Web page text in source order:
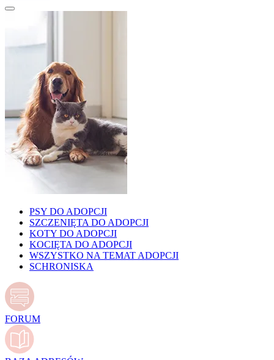
PSY DO ADOPCJI
SZCZENIĘTA DO ADOPCJI
KOTY DO ADOPCJI
KOCIĘTA DO ADOPCJI
WSZYSTKO NA TEMAT ADOPCJI
SCHRONISKA
FORUM